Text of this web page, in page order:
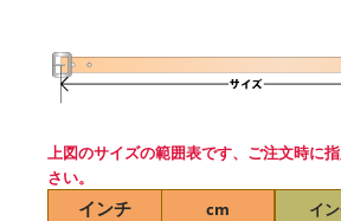
上図のサイズの範囲表です、ご注文時に
さい。
インチ
cm
イ